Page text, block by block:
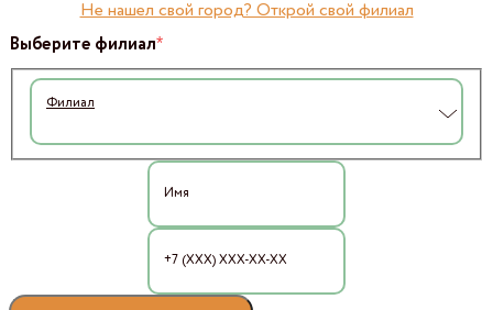
Не нашел свой город? Открой свой филиал
Выберите филиал*
Филиал